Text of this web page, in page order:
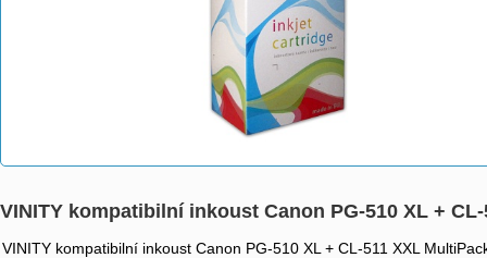
VINITY kompatibilní inkoust Canon PG-510 XL +
VINITY kompatibilní inkoust Canon PG-510 XL + CL-511 XXL